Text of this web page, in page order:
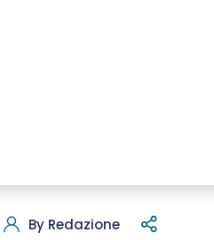
By Redazione